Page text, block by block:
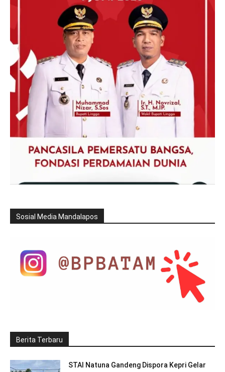
Sosial Media Mandalapos
Berita Terbaru
STAI Natuna Gandeng Dispora Kepri Gelar